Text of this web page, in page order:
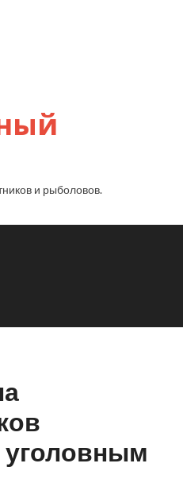
и рыболовов.
уголовным